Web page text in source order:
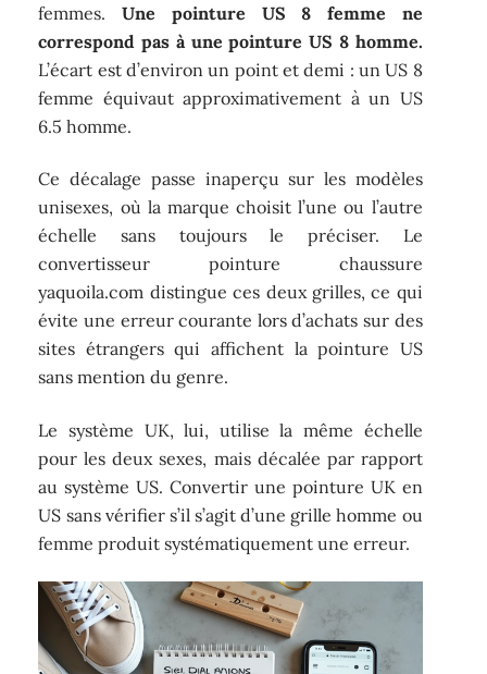
femmes.Une pointure US 8 femme ne
correspond pas à une pointure US 8 homme.
L’écart est d’environ un point et demi : un US 8
femme équivaut approximativement à un US
6.5 homme.
Ce décalage passe inaperçu sur les modèles
unisexes, où la marque choisit l’une ou l’autre
échelle sans toujours le préciser. Le
convertisseur pointure chaussure
yaquoila.com distingue ces deux grilles, ce qui
évite une erreur courante lors d’achats sur des
sites étrangers qui affichent la pointure US
sans mention du genre.
Le système UK, lui, utilise la même échelle
pour les deux sexes, mais décalée par rapport
au système US. Convertir une pointure UK en
US sans vérifier s’il s’agit d’une grille homme ou
femme produit systématiquement une erreur.